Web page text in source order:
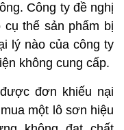
Công ty đề nghị
thể sản phẩm bị
lý nào của công ty
không cung cấp.
đơn khiếu nại
một lô sơn hiệu